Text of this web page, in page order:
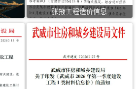
张掖工程造价信息